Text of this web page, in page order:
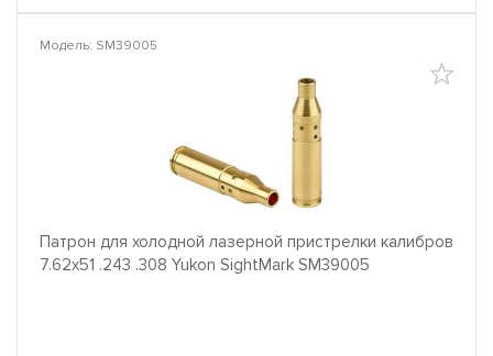
Модель: SM39005
Патрон для холодной лазерной пристрелки калибров
7.62х51 .243 .308 Yukon SightMark SM39005